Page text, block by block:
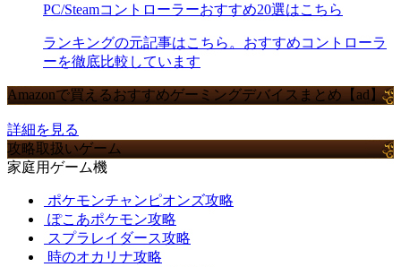
PC/Steamコントローラーおすすめ20選はこちら
ランキングの元記事はこちら。おすすめコントローラ
ーを徹底比較しています
Amazonで買えるおすすめゲーミングデバイスまとめ【ad】
詳細を見る
攻略取扱いゲーム
家庭用ゲーム機
ポケモンチャンピオンズ攻略
ぽこあポケモン攻略
スプラレイダース攻略
時のオカリナ攻略